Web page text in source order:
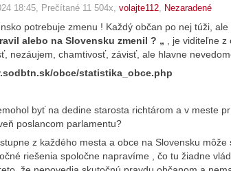
18:45 , Prečítané 11 504x, volajte112 Nezaradené
potrebuje zmenu ! Každý občan po nej túži,
alebo na Slovensku zmenil ? „ , je viditeľne
nezáujem, chamtivosť, závisť, ale hlavne
obce/statistika_obce.php
byť na dedine starosta richtárom a v meste
poslancom parlamentu?
z každého mesta a obce na Slovensku
riešenia spoločne napravíme , čo tu žiadne